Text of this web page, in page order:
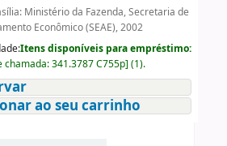
Ministério da Fazenda, Secretaria de
Econômico (SEAE), 2002
Itens disponíveis para empréstimo:
chamada:341.3787 C755p] (1).
ao seu carrinho